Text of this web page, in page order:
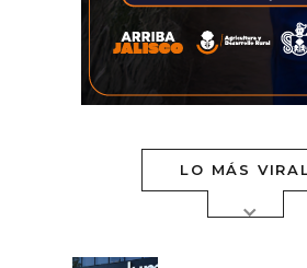
LO MÁS